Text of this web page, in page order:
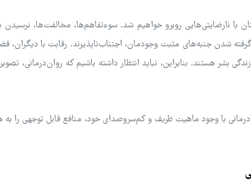
با نارضایتی‌هایی روبرو خواهیم شد. سوءتفاهم‌ها، مخالفت‌ها، نرسیدن
شدن جنبه‌های مثبت وجودمان، اجتناب‌ناپذیرند. رقابت با دیگران،
بشر هستند. بنابراین، نباید انتظار داشته باشیم که روان‌درمانی،
با وجود ماهیت ظریف و کم‌سروصدای خود، منافع قابل توجهی را به